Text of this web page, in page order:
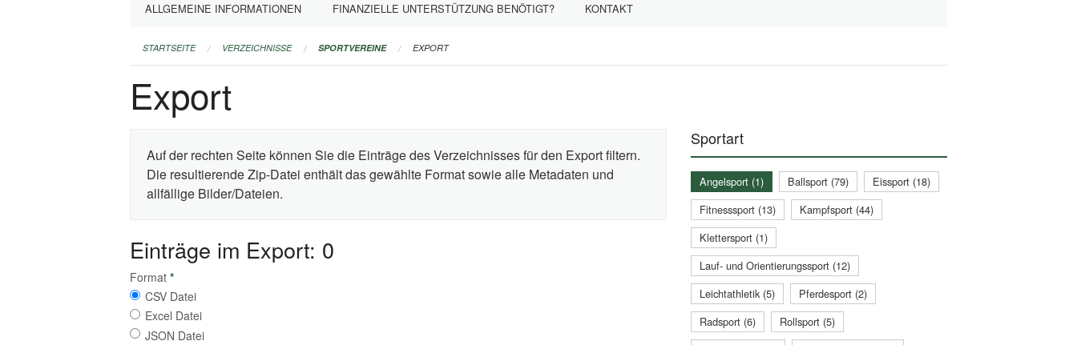
ALLGEMEINE INFORMATIONEN FINANZIELLE UNTERSTÜTZUNG BENÖTIGT? KONTAKT
STARTSEITE VERZEICHNISSE SPORTVEREINE EXPORT
Export
Auf der rechten Seite können Sie die Einträge des Verzeichnisses für den Export filtern.
Die resultierende Zip-Datei enthält das gewählte Format sowie alle Metadaten und
allfällige Bilder/Dateien.
Einträge im Export: 0
Format *
CSV Datei
Excel Datei
JSON Datei
Sportart
Angelsport (1) Ballsport (79)
Eissport (18)
Fitnesssport (13)
Kampfsport (44)
Klettersport (1)
Lauf- und Orientierungssport (12)
Leichtathletik (5)
Pferdesport (2)
Radsport (6)
Rollsport (5)